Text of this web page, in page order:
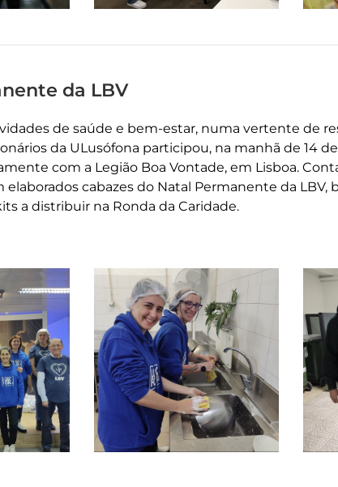
da LBV
de saúde e bem-estar, numa vertente de
da ULusófona participou, na manhã de 14
com a Legião Boa Vontade, em Lisboa.
elaborados cabazes do Natal Permanente da LBV,
a distribuir na Ronda da Caridade.